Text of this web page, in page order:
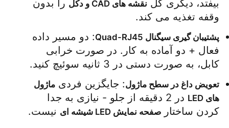
صفحه نمایش LED SMD
صفحه نمایش LED بیرونی
بیلبورد LED در فضای باز
بیفتد، دیگری کل نقشه های CAD و دکل
وقفه تغذیه می کند.
پشتیبان گیری سیگنال Quad-RJ45
کابل، به صورت دستی در 3 ثانیه سوئیچ کنید.
تعویض داغ در سطح ماژول: جایگزین فردی
های LED
کردن ساختار صفحه نمایش LED شیشه ای نیست.